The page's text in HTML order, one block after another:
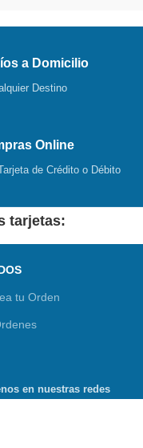
a Domicilio
Destino
Online
de Crédito o Débito
tarjetas:
tu Orden
en nuestras redes